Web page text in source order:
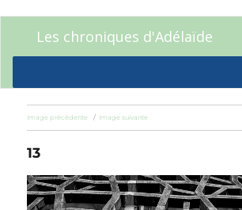
Les chroniques d'Adélaïde
Image précédente Image suivante
13